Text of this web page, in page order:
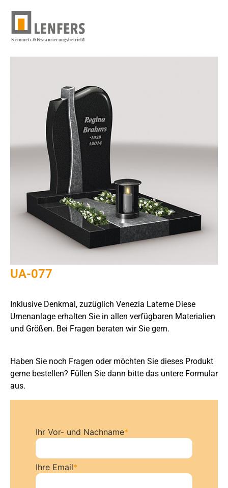
UA-077
Inklusive Denkmal, zuzüglich Venezia Laterne Diese
Urnenanlage erhalten Sie in allen verfügbaren Materialien
und Größen. Bei Fragen beraten wir Sie gern.
Haben Sie noch Fragen oder möchten Sie dieses Produkt
gerne bestellen? Füllen Sie dann bitte das untere Formular
aus.
Ihr Vor- und Nachname*
Ihre Email*